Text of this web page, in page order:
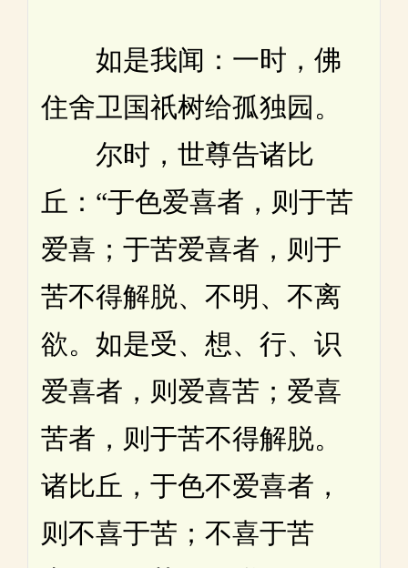
如是我闻：一时，佛
住舍卫国祇树给孤独园。
尔时，世尊告诸比
丘：“于色爱喜者，则于苦
爱喜；于苦爱喜者，则于
苦不得解脱、不明、不离
欲。如是受、想、行、识
爱喜者，则爱喜苦；爱喜
苦者，则于苦不得解脱。
诸比丘，于色不爱喜者，
则不喜于苦；不喜于苦